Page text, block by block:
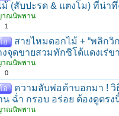
ม้ (สับปะรด & แตงโม) ที่น่าทึ่
ณนิพพาน
1
อ
สายไหมดอกไม้ + “พลิกวิ
งจุดขายสวมทักซิโด้แดงเร่ข
ณนิพพาน
0
อ
ความลับพ่อค้าบอกมา ! วิ
น ฉ่ำ กรอบ อร่อย ต้องดูตรง
ณนิพพาน